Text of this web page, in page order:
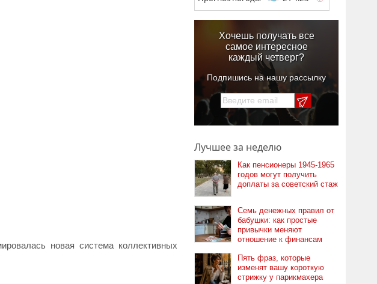
новая система коллективных
Хочешь получать все
самое интересное
каждый четверг?
Подпишись на нашу рассылку
Лучшее за неделю
Как пенсионеры 1945-1965
годов могут получить
доплаты за советский стаж
Семь денежных правил от
бабушки: как простые
привычки меняют
отношение к финансам
Пять фраз, которые
изменят вашу короткую
стрижку у парикмахера